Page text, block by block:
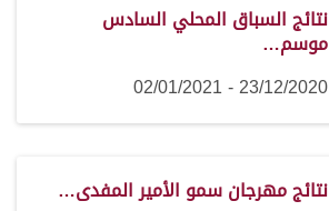
نتائج السباق المحلي السادس
موسم…
23/12/2020 - 02/01/2021
نتائج مهرجان سمو الأمير المفدى…